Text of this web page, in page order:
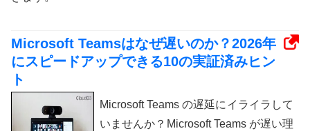
Microsoft Teamsはなぜ遅いのか？2026年
にスピードアップできる10の実証済みヒン
ト
Microsoft Teams の遅延にイライラして
いませんか？Microsoft Teams が遅い理